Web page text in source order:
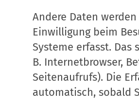
Andere Daten
Einwilligung beim
Systeme erfasst. Das
B. Internetbrowser,
Seitenaufrufs). Die
automatisch, sobald